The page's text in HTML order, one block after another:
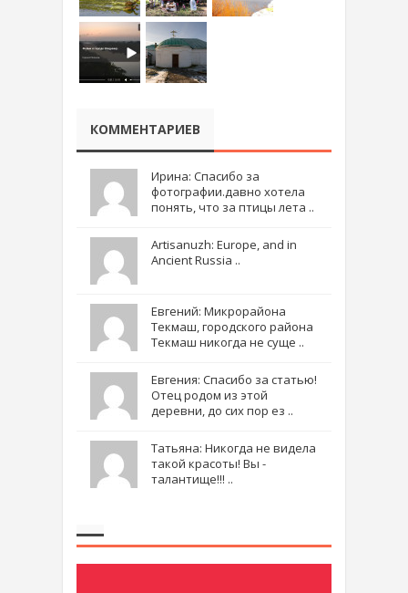
КОММЕНТАРИЕВ
Ирина: Спасибо за
фотографии.давно хотела
понять, что за птицы лета ..
Artisanuzh: Europe, and in
Ancient Russia ..
Евгений: Микрорайона
Текмаш, городского района
Текмаш никогда не суще ..
Евгения: Спасибо за статью!
Отец родом из этой
деревни, до сих пор ез ..
Татьяна: Никогда не видела
такой красоты! Вы -
талантище!!! ..